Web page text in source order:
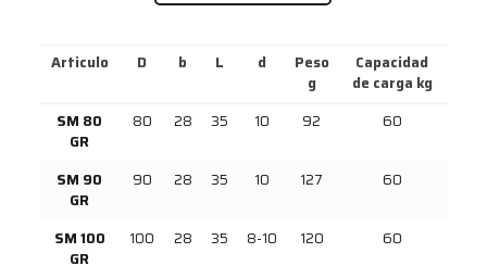
Articulo D b L d
Peso
g
Capacidad
de carga kg
SM 80
GR
80 28 35 10 92 60
SM 90
GR
90 28 35 10 127 60
SM 100
GR
100 28 35 8-10 120 60